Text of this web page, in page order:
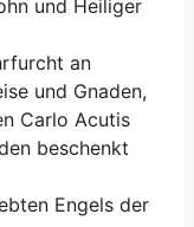
und Heiliger
an
und Gnaden,
Carlo Acutis
beschenkt
Engels der